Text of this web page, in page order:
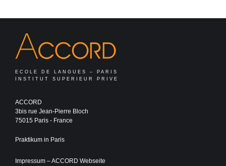
ECOLE DE LANGUES – PARIS
INSTITUT SUPERIEUR PRIVE
ACCORD
3bis rue Jean-Pierre Bloch
75015 Paris - France
Praktikum in Paris
Impressum – ACCORD Webseite